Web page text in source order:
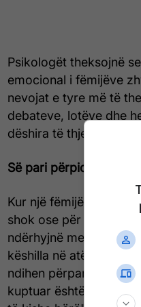
Psikologët theksojnë
emocional i fëmijëve
nevojat e tyre më të
debateve, lotëve dhe
dëshira të thjeshta që
Së pari përpiqu t’i
Kur një fëmijë kthehet
shok ose për një ditë
ndërhyjnë me
këshilla në atë
ndihen përpara se të
kuptuar është shumë